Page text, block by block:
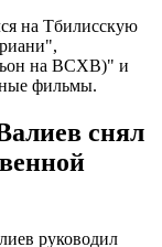
на Тбилисскую
на ВСХВ)" и
фильмы.
снял
руководил